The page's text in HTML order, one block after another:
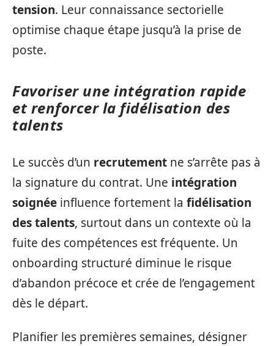
tension. Leur connaissance sectorielle
optimise chaque étape jusqu’à la prise de
poste.
Favoriser une intégration rapide
et renforcer la fidélisation des
talents
Le succès d’un recrutement ne s’arrête pas à
la signature du contrat. Une intégration
soignée influence fortement la fidélisation
des talents, surtout dans un contexte où la
fuite des compétences est fréquente. Un
onboarding structuré diminue le risque
d’abandon précoce et crée de l’engagement
dès le départ.
Planifier les premières semaines, désigner